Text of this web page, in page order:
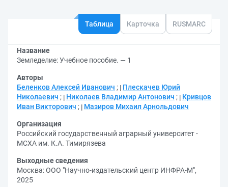
Таблица Карточка RUSMARC
Название
Земледелие: Учебное пособие. — 1
Авторы
Беленков Алексей Иванович ;
Плескачев Юрий
Николаевич ; Николаев Владимир Антонович ;
Кривцов
Иван Викторович ; Мазиров Михаил Арнольдович
Организация
Российский государственный аграрный университет -
МСХА им. К.А. Тимирязева
Выходные сведения
Москва: ООО "Научно-издательский центр ИНФРА-М",
2025